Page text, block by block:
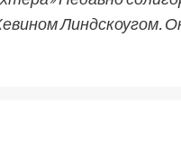
Линдскоугом.